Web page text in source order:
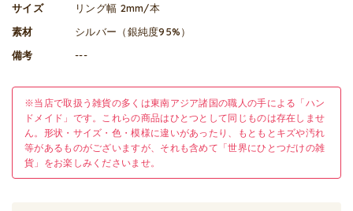
サイズ
リング幅 2mm/本
素材
シルバー（銀純度95%）
備考
---
※当店で取扱う雑貨の多くは東南アジア諸国の職人の手による「ハン
ドメイド」です。これらの商品はひとつとして同じものは存在しませ
ん。形状・サイズ・色・模様に違いがあったり、もともとキズや汚れ
等があるものがございますが、それも含めて「世界にひとつだけの雑
貨」をお楽しみくださいませ。